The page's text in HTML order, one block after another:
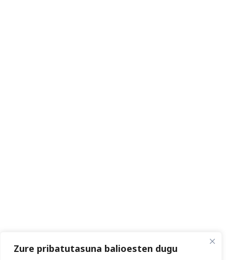
Zure pribatutasuna balioesten dugu